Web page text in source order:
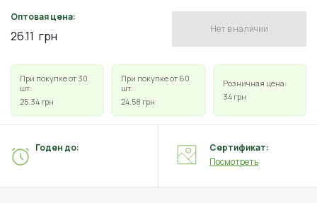
Оптовая цена:
26.11 грн Нет в наличии
При покупке от 30
шт:
25.34 грн
При покупке от 60
шт:
24.58 грн
Розничная цена:
34 грн
Годен до:
Сертификат:
Посмотреть